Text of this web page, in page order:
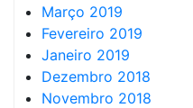
Março 2019
Fevereiro 2019
Janeiro 2019
Dezembro 2018
Novembro 2018